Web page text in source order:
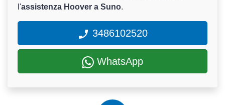
l'assistenza Hoover a Suno.
3486102520
WhatsApp